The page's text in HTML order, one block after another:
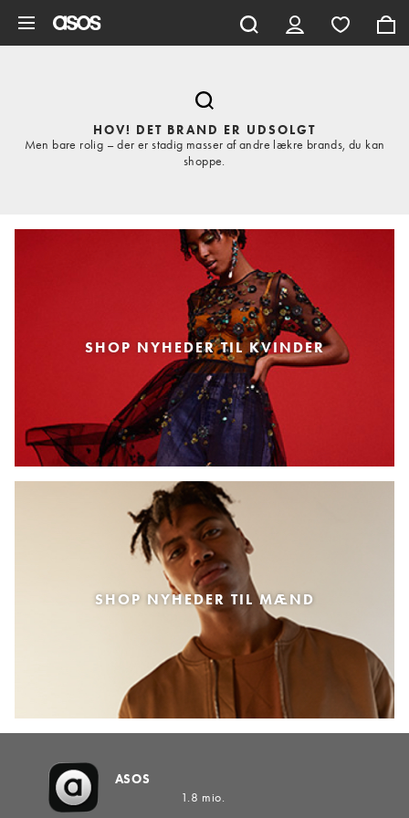
HOV! DET BRAND ER UDSOLGT
Men bare rolig – der er stadig masser af andre lækre brands, du kan
shoppe.
SHOP NYHEDER TIL KVINDER
SHOP NYHEDER TIL MÆND
ASOS
1.8 mio.